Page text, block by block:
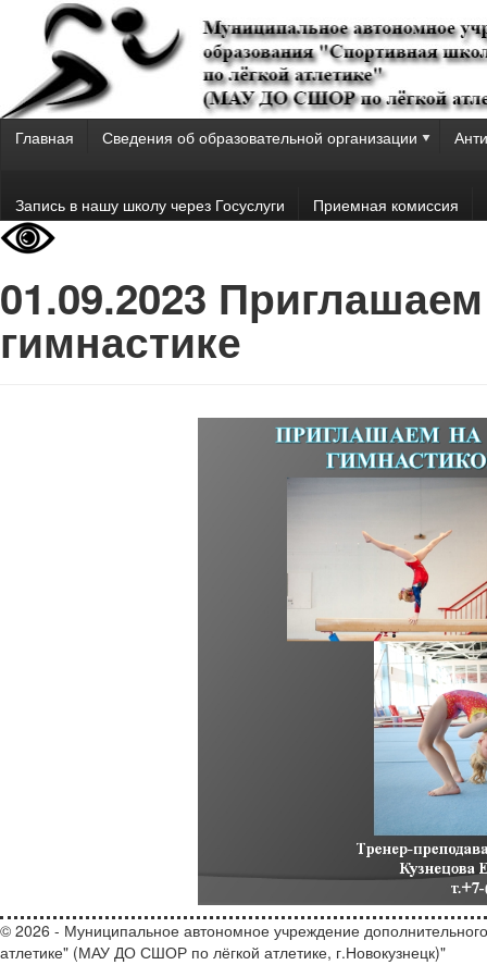
Главная Сведения об образовательной организации
Запись в нашу школу через Госуслуги Приемная комиссия
01.09.2023
гимнастике
© 2026 - Муниципальное автономное учреждение
атлетике" (МАУ ДО СШОР по лёгкой атлетике, г.Новокузнецк)"